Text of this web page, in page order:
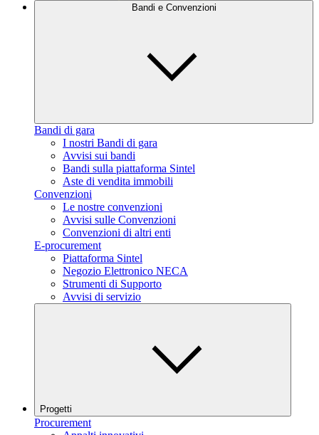
Bandi e Convenzioni
Bandi di gara
I nostri Bandi di gara
Avvisi sui bandi
Bandi sulla piattaforma Sintel
Aste di vendita immobili
Convenzioni
Le nostre convenzioni
Avvisi sulle Convenzioni
Convenzioni di altri enti
E-procurement
Piattaforma Sintel
Negozio Elettronico NECA
Strumenti di Supporto
Avvisi di servizio
Progetti
Procurement